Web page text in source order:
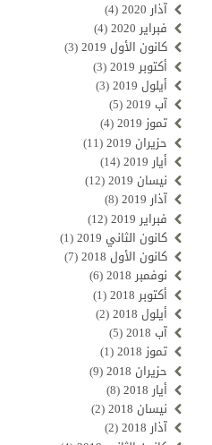
آذار 2020
(4)
فبراير 2020
(4)
كانون الأول 2019
(3)
أكتوبر 2019
(3)
أيلول 2019
(3)
آب 2019
(5)
تموز 2019
(4)
حزيران 2019
(11)
أيار 2019
(14)
نيسان 2019
(12)
آذار 2019
(8)
فبراير 2019
(12)
كانون الثاني 2019
(1)
كانون الأول 2018
(7)
نوفمبر 2018
(6)
أكتوبر 2018
(1)
أيلول 2018
(2)
آب 2018
(5)
تموز 2018
(1)
حزيران 2018
(9)
أيار 2018
(8)
نيسان 2018
(2)
آذار 2018
(2)